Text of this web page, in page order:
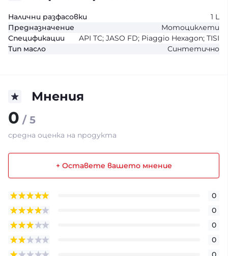
Налични разфасовки
1 L
Предназначение
Мотоциклети
Спецификации
API TC; JASO FD; Piaggio Hexagon; TISI
Тип масло
Синтетично
Мнения
0 / 5
средна оценка на продукта
+ Оставете вашето мнение
0
0
0
0